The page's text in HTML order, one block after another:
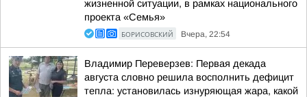
жизненной ситуации, в рамках национального
проекта «Семья»
БОРИСОВСКИЙ Вчера, 22:54
Владимир Переверзев: Первая декада
августа словно решила восполнить дефицит
тепла: установилась изнуряющая жара, какой